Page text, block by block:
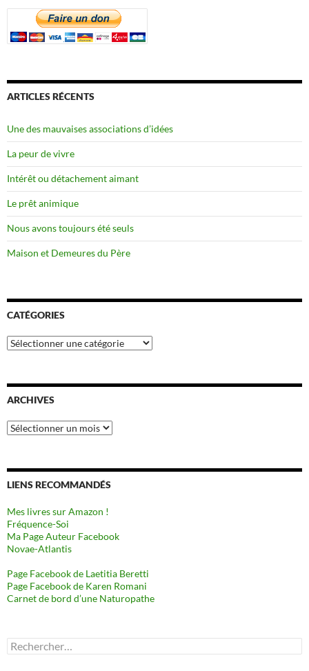
ARTICLES RÉCENTS
Une des mauvaises associations d’idées
La peur de vivre
Intérêt ou détachement aimant
Le prêt animique
Nous avons toujours été seuls
Maison et Demeures du Père
CATÉGORIES
Catégories
ARCHIVES
Archives
LIENS RECOMMANDÉS
Mes livres sur Amazon !
Fréquence-Soi
Ma Page Auteur Facebook
Novae-Atlantis
Page Facebook de Laetitia Beretti
Page Facebook de Karen Romani
Carnet de bord d’une Naturopathe
Rechercher :